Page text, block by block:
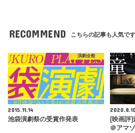
RECOMMEND こちらの記事も人気です
演劇全般
2015.11.14
池袋演劇祭の受賞作発表
2020.8.10
[映画評]
＠アマ